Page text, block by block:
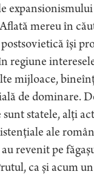
mereu în
își
regiune
mijloace,
de dominare.
sunt statele, alți
ale
revenit pe
ca și acum un